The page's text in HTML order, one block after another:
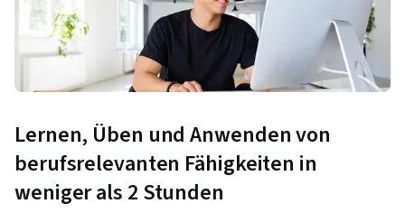
Lernen, Üben und Anwenden von
berufsrelevanten Fähigkeiten in
weniger als 2 Stunden